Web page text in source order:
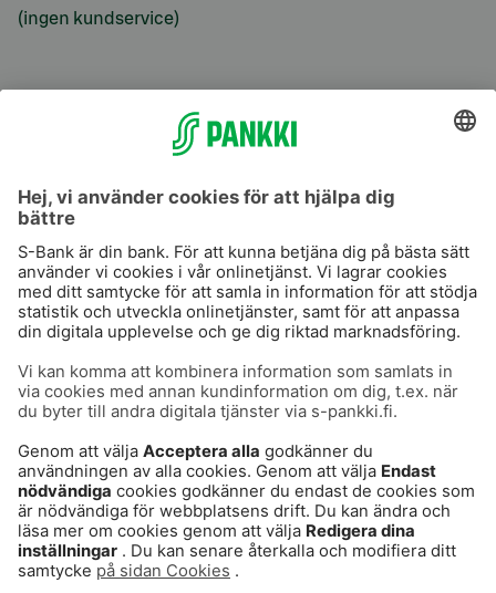
(ingen kundservice)
S-Prime
Användarvillkor
Dataskydd
Cookies
Tillgänglighetsutlåtande